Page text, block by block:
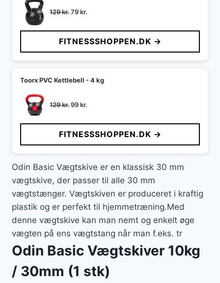
129kr.Den
pris
var:
129 kr..
79kr.
pris
er:
79 kr..
FITNESSSHOPPEN.DK →
Toorx PVC Kettlebell - 4 kg
129kr.Den
pris
var:
129 kr..
99kr.
pris
er:
99 kr..
FITNESSSHOPPEN.DK →
Odin Basic Vægtskive er en klassisk 30 mm
vægtskive, der passer til alle 30 mm
vægtstænger. Vægtskiven er produceret i kraftig
plastik og er perfekt til hjemmetræning.Med
denne vægtskive kan man nemt og enkelt øge
vægten på ens vægtstang når man f.eks. tr
Odin Basic Vægtskiver 10kg
/ 30mm (1 stk)